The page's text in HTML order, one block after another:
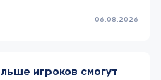
06.08.2026
игроков смогут